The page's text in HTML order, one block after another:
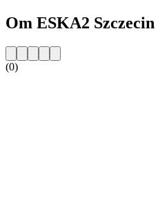
Om ESKA2 Szczecin
(0)